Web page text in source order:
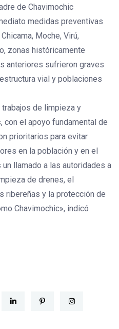
de Chavimochic
medidas preventivas
Moche, Virú,
zonas históricamente
anteriores sufrieron graves
vial y poblaciones
de limpieza y
con el apoyo fundamental de
prioritarios para evitar
en la población y en el
llamado a las autoridades a
de drenes, el
ribereñas y la protección de
Chavimochic», indicó